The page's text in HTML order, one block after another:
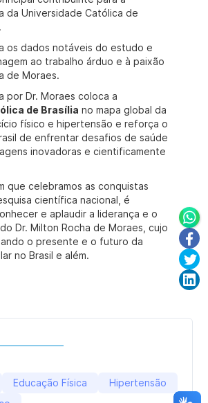
da Universidade Católica de
os dados notáveis do estudo e
ao trabalho árduo e à paixão
de Moraes.
por Dr. Moraes coloca a
de Brasília no mapa global da
físico e hipertensão e reforça o
de enfrentar desafios de saúde
inovadoras e cientificamente
que celebramos as conquistas
científica nacional, é
e aplaudir a liderança e o
Dr. Milton Rocha de Moraes, cujo
o presente e o futuro da
no Brasil e além.
Educação Física
Hipertensão